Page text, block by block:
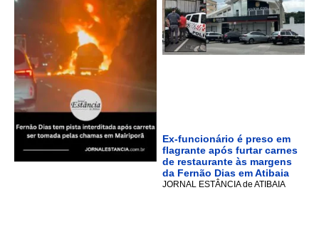
Ex-funcionário é preso em
flagrante após furtar carnes
de restaurante às margens
da Fernão Dias em Atibaia
JORNAL ESTÂNCIA de ATIBAIA